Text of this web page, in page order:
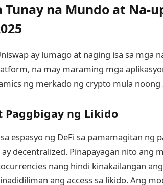
Tunay na Mundo at Na-
ay lumago at naging isa sa mga
na may maraming mga
ng merkado ng crypto mula noong
Paggbigay ng Likido
espasyo ng DeFi sa pamamagitan ng
decentralized. Pinapayagan nito ang
nang hindi kinakailangan
ang access sa likido. Ang